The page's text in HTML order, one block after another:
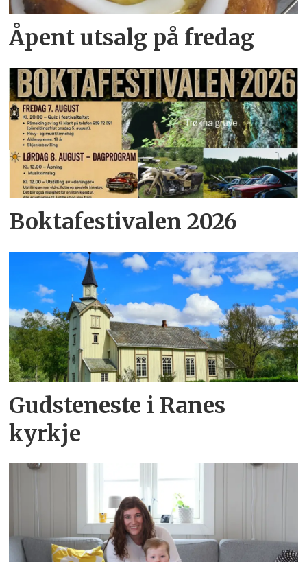
Åpent utsalg på fredag
Boktafestivalen 2026
Gudsteneste i Ranes
kyrkje